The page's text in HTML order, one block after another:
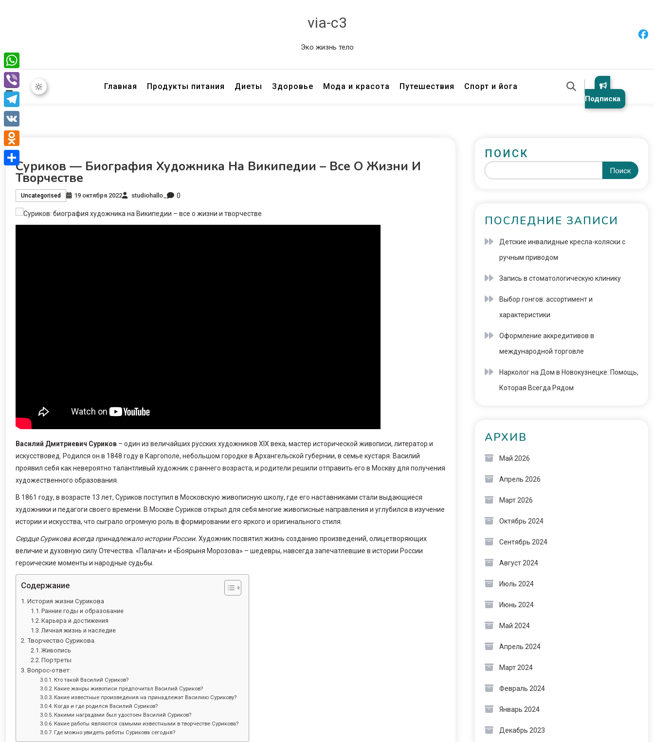
via-c3
Эко жизнь тело
Главная Продукты питания Диеты Здоровье Мода и красота Путешествия Спорт и йога
Подписка
Суриков — Биография Художника На Википедии – Все О Жизни И
Творчестве
Uncategorised 19 октября 2022 studiohallo_ 0
Василий Дмитриевич Суриков – один из величайших русских художников XIX века, мастер исторической живописи, литератор и
искусствовед. Родился он в 1848 году в Каргополе, небольшом городке в Архангельской губернии, в семье кустаря. Василий
проявил себя как невероятно талантливый художник с раннего возраста, и родители решили отправить его в Москву для получения
художественного образования.
В 1861 году, в возрасте 13 лет, Суриков поступил в Московскую живописную школу, где его наставниками стали выдающиеся
художники и педагоги своего времени. В Москве Суриков открыл для себя многие живописные направления и углубился в изучение
истории и искусства, что сыграло огромную роль в формировании его яркого и оригинального стиля.
Сердце Сурикова всегда принадлежало истории России. Художник посвятил жизнь созданию произведений, олицетворяющих
величие и духовную силу Отечества. «Палачи» и «Боярыня Морозова» – шедевры, навсегда запечатлевшие в истории России
героические моменты и народные судьбы.
Содержание
История жизни Сурикова
Ранние годы и образование
Карьера и достижения
Личная жизнь и наследие
Творчество Сурикова
Живопись
Портреты
Вопрос-ответ:
Кто такой Василий Суриков?
Какие жанры живописи предпочитал Василий Суриков?
Какие известные произведения на принадлежат Василию Сурикову?
Когда и где родился Василий Суриков?
Какими наградами был удостоен Василий Суриков?
Какие работы являются самыми известными в творчестве Сурикова?
Где можно увидеть работы Сурикова сегодня?
ПОИСК
Поиск
ПОСЛЕДНИЕ ЗАПИСИ
Детские инвалидные кресла-коляски с
ручным приводом
Запись в стоматологическую клинику
Выбор гонгов: ассортимент и
характеристики
Оформление аккредитивов в
международной торговле
Нарколог на Дом в Новокузнецке: Помощь,
Которая Всегда Рядом
АРХИВ
Май 2026
Апрель 2026
Март 2026
Октябрь 2024
Сентябрь 2024
Август 2024
Июль 2024
Июнь 2024
Май 2024
Апрель 2024
Март 2024
Февраль 2024
Январь 2024
Декабрь 2023
WhatsApp
Viber
Telegram
VK
Odnoklassniki
Отправить